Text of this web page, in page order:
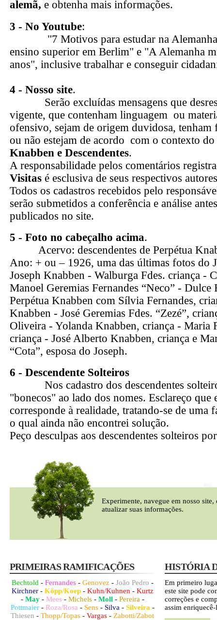
alemã, e obtenha mais informações.
3 - No Youtube:
"7 Motivos para estudar na Alemanha,
ensino superior em Berlim" e "A Alemanha
anos", inclusive trabalhar e conseguir
4 - Nosso site.
Serão excluídas mensagens que
vigente, que contenham linguagem ou
ofensivo, sejam de origem duvidosa, tenham
ou não estejam de acordo com o contexto
Knabben e Descendentes.
A responsabilidade pelos comentários
Visitas é esclusiva de seus respectivos
Todos os cadastros recebidos pelo
serão submetidos a conferência e análise
publicados no site.
5 - Foto no cabeçalho acima.
Acervo: descendentes de Perpétua
Ano: + ou – 1926, uma das últimas fotos do
Joseph Knabben - Walburga Fdes. criança -
Manoel Geremias Fernandes “Neco” - Dulce
Perpétua Knabben com Sílvia Fernandes,
Knabben - José Geremias Fdes. “Zezé”,
Oliveira - Yolanda Knabben, criança - Maria
criança - José Alberto Knabben, criança e
“Cota”, esposa do Joseph.
6 - Descendente Solteiros
Nos cadastro dos descendentes
"bonecos" ao lado dos nomes. Esclareço que
corresponde à realidade, tratando-se de uma
o qual ainda não encontrei solução.
Peço desculpas aos descendentes solteiros
Experimente, navegue em nosso site,
atualizar suas informações.
PRIMEIRAS RAMIFICAÇÕES
Bechtold - Fernandes- Genovez- João Pedro -
Kirchner- Köpp/Koep- Kuhn/Kuhnen - Kurtz
- May- Mees - Michels- Moll- Pereira -
Pottmaier- Roza/Rosa - Sens- Silva - Silveira -
Thiesen - Thopp/Topas - Vargas - Zabotti/Zabot
HISTÓRIA
Em primeiro
este site pode
correções e
assim